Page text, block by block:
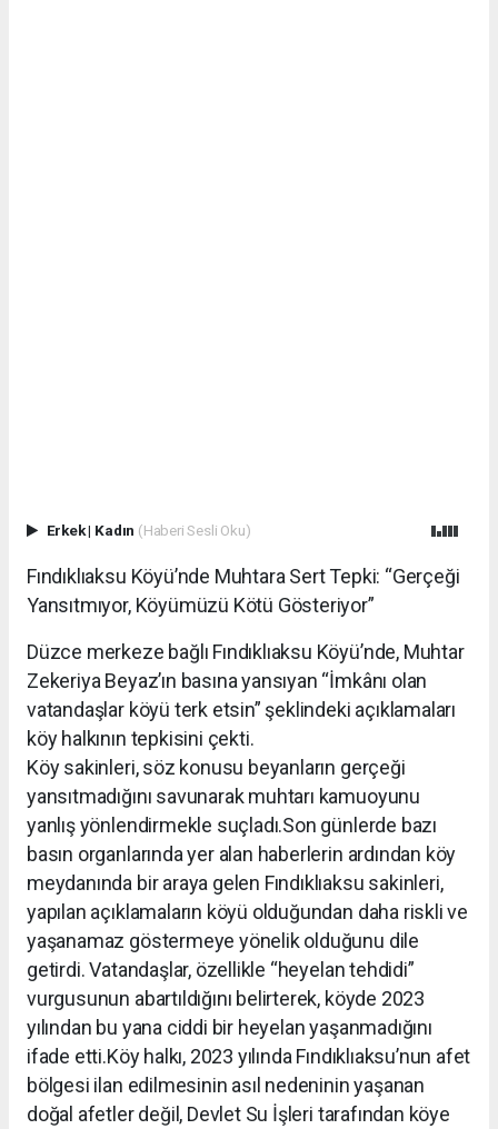
Erkek| Kadın (Haberi Sesli Oku)
Fındıklıaksu Köyü’nde Muhtara Sert Tepki: “Gerçeği
Yansıtmıyor, Köyümüzü Kötü Gösteriyor”
Düzce merkeze bağlı Fındıklıaksu Köyü’nde, Muhtar
Zekeriya Beyaz’ın basına yansıyan “İmkânı olan
vatandaşlar köyü terk etsin” şeklindeki açıklamaları
köy halkının tepkisini çekti.
Köy sakinleri, söz konusu beyanların gerçeği
yansıtmadığını savunarak muhtarı kamuoyunu
yanlış yönlendirmekle suçladı.Son günlerde bazı
basın organlarında yer alan haberlerin ardından köy
meydanında bir araya gelen Fındıklıaksu sakinleri,
yapılan açıklamaların köyü olduğundan daha riskli ve
yaşanamaz göstermeye yönelik olduğunu dile
getirdi. Vatandaşlar, özellikle “heyelan tehdidi”
vurgusunun abartıldığını belirterek, köyde 2023
yılından bu yana ciddi bir heyelan yaşanmadığını
ifade etti.Köy halkı, 2023 yılında Fındıklıaksu’nun afet
bölgesi ilan edilmesinin asıl nedeninin yaşanan
doğal afetler değil, Devlet Su İşleri tarafından köye